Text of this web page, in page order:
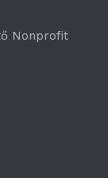
Nonprofit